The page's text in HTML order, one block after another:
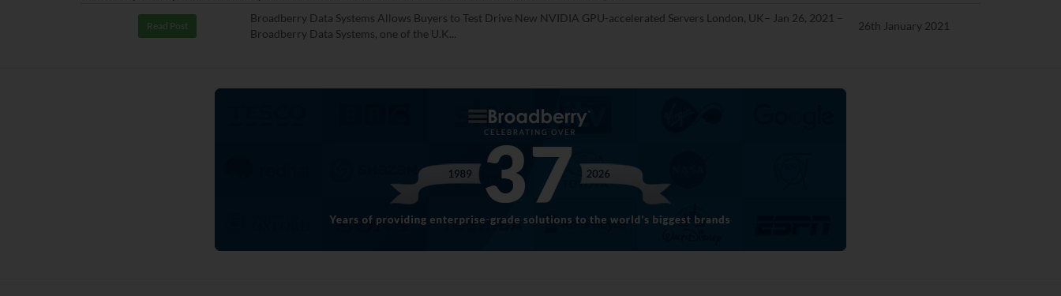
Read Post
Broadberry Data Systems Allows Buyers to Test Drive New NVIDIA GPU-accelerated Servers London, UK– Jan 26, 2021 –
Broadberry Data Systems, one of the U.K...
26th January 2021